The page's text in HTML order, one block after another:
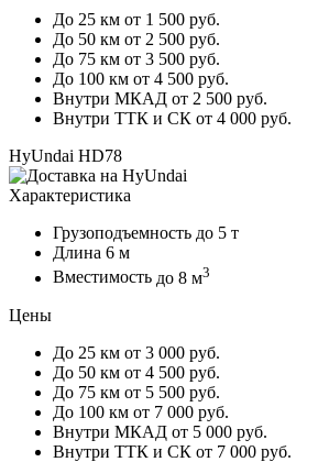
До 25 км от 1 500 руб.
До 50 км от 2 500 руб.
До 75 км от 3 500 руб.
До 100 км от 4 500 руб.
Внутри МКАД от 2 500 руб.
Внутри ТТК и СК от 4 000 руб.
HyUndai HD78
Характеристика
Грузоподъемность до 5 т
Длина 6 м
Вместимость до 8 м3
Цены
До 25 км от 3 000 руб.
До 50 км от 4 500 руб.
До 75 км от 5 500 руб.
До 100 км от 7 000 руб.
Внутри МКАД от 5 000 руб.
Внутри ТТК и СК от 7 000 руб.